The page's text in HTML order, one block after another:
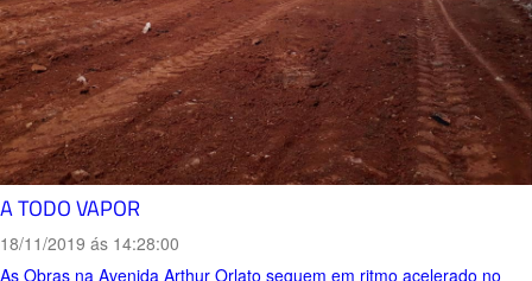
A TODO VAPOR
18/11/2019 ás 14:28:00
As Obras na Avenida Arthur Orlato seguem em ritmo acelerado no